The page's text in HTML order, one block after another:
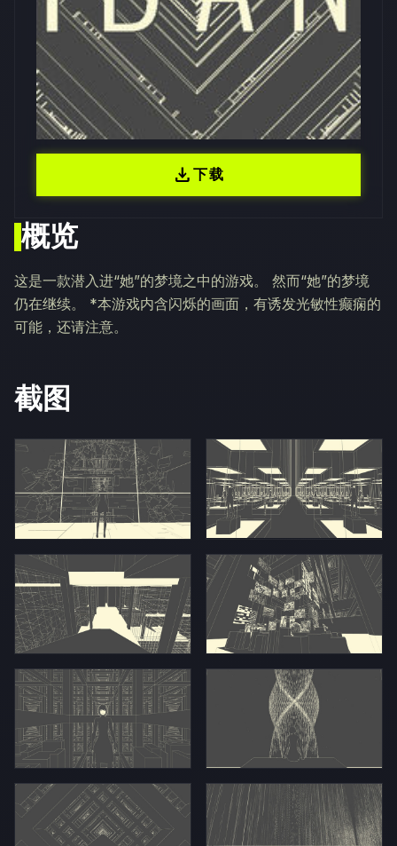
概览
这是一款潜入进“她”的梦境之中的游戏。 然而“她”的梦境
仍在继续。 *本游戏内含闪烁的画面，有诱发光敏性癫痫的
可能，还请注意。
截图
download下载